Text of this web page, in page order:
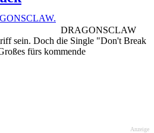
DRAGONSCLAW
sein. Doch die Single "Don't Break
fürs kommende
Anzeige